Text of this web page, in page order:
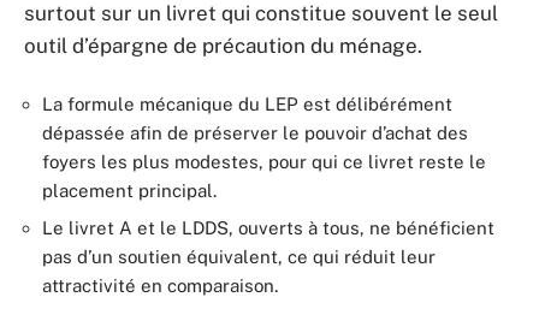
surtout sur un livret qui constitue souvent le seul
outil d’épargne de précaution du ménage.
La formule mécanique du LEP est délibérément
dépassée afin de préserver le pouvoir d’achat des
foyers les plus modestes, pour qui ce livret reste le
placement principal.
Le livret A et le LDDS, ouverts à tous, ne bénéficient
pas d’un soutien équivalent, ce qui réduit leur
attractivité en comparaison.